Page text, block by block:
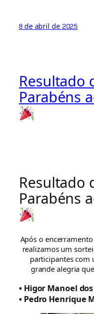
8 de abril de 2025
Resultado
Parabéns
Resultado
Parabéns
Após o
realizamos um
participantes com
grande alegria
• Higor Manoel
• Pedro Henrique